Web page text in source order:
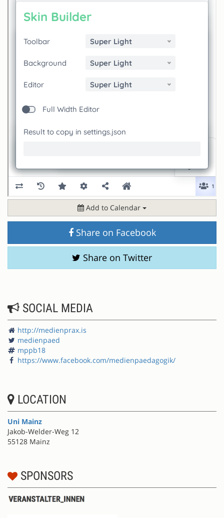
Add to Calendar
Share on Facebook
Share on Twitter
SOCIAL MEDIA
http://medienprax.is
medienpaed
mppb18
https://www.facebook.com/medienpaedagogik/
LOCATION
Uni Mainz
Jakob-Welder-Weg 12
55128 Mainz
SPONSORS